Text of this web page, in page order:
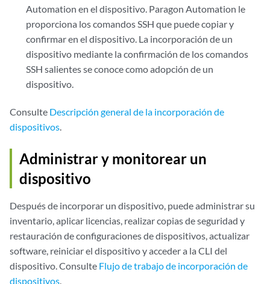
Automation en el dispositivo. Paragon Automation le
proporciona los comandos SSH que puede copiar y
confirmar en el dispositivo. La incorporación de un
dispositivo mediante la confirmación de los comandos
SSH salientes se conoce como adopción de un
dispositivo.
Consulte Descripción general de la incorporación de
dispositivos.
Administrar y monitorear un
dispositivo
Después de incorporar un dispositivo, puede administrar su
inventario, aplicar licencias, realizar copias de seguridad y
restauración de configuraciones de dispositivos, actualizar
software, reiniciar el dispositivo y acceder a la CLI del
dispositivo. Consulte Flujo de trabajo de incorporación de
dispositivos.